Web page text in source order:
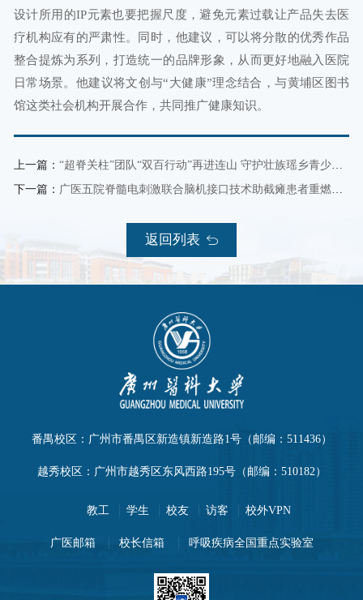
设计所用的IP元素也要把握尺度，避免元素过载让产品失去医
疗机构应有的严肃性。同时，他建议，可以将分散的优秀作品
整合提炼为系列，打造统一的品牌形象，从而更好地融入医院
日常场景。他建议将文创与“大健康”理念结合，与黄埔区图书
馆这类社会机构开展合作，共同推广健康知识。
上一篇： “超脊关柱”团队“双百行动”再进连山 守护壮族瑶乡青少年脊柱健康
下一篇： 广医五院脊髓电刺激联合脑机接口技术助截瘫患者重燃行走希望
返回列表
番禺校区：广州市番禺区新造镇新造路1号（邮编：511436）
越秀校区：广州市越秀区东风西路195号（邮编：510182）
教工 学生 校友 访客 校外VPN
广医邮箱 校长信箱 呼吸疾病全国重点实验室